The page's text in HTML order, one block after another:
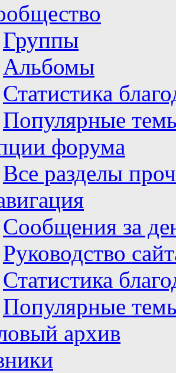
Группы
Альбомы
Статистика
Популярные
форума
Все разделы
Сообщения за
Руководство
Статистика
Популярные
архив